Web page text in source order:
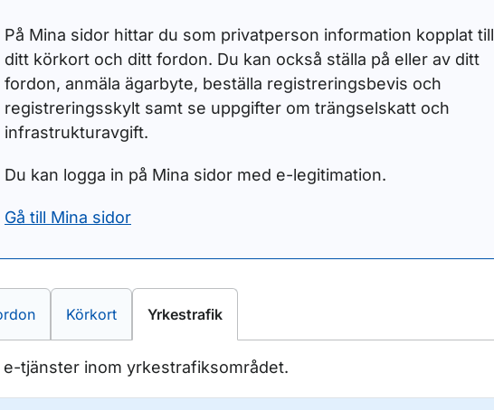
På Mina sidor hittar du som privatperson information kopplat till
ditt körkort och ditt fordon. Du kan också ställa på eller av ditt
fordon, anmäla ägarbyte, beställa registreringsbevis och
registreringsskylt samt se uppgifter om trängselskatt och
infrastrukturavgift.
Du kan logga in på Mina sidor med e-legitimation.
Gå till Mina sidor
tjänster inomE-tjänster inom
Körkort E-tjänster inom
Yrkestrafik
e-tjänster inom yrkestrafiksområdet.